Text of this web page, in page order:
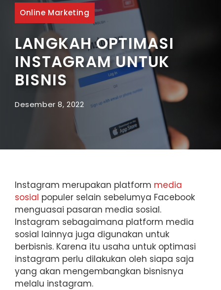
Online Marketing
LANGKAH OPTIMASI
INSTAGRAM UNTUK
BISNIS
Desember 8, 2022
Instagram merupakan platform media
sosial populer selain sebelumya Facebook
menguasai pasaran media sosial.
Instagram sebagaimana platform media
sosial lainnya juga digunakan untuk
berbisnis. Karena itu usaha untuk optimasi
instagram perlu dilakukan oleh siapa saja
yang akan mengembangkan bisnisnya
melalu instagram.